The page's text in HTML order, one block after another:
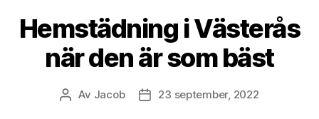
Hemstädning i Västerås
när den är som bäst
Inläggsförfattare
Av Jacob Inläggsdatum
23 september, 2022